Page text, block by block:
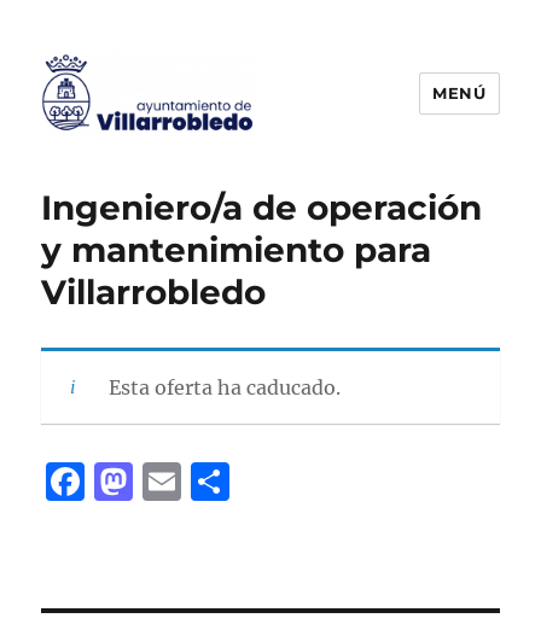
MENÚ
Ingeniero/a de operación
y mantenimiento para
Villarrobledo
Esta oferta ha caducado.
F
e
M
o
E
l
p